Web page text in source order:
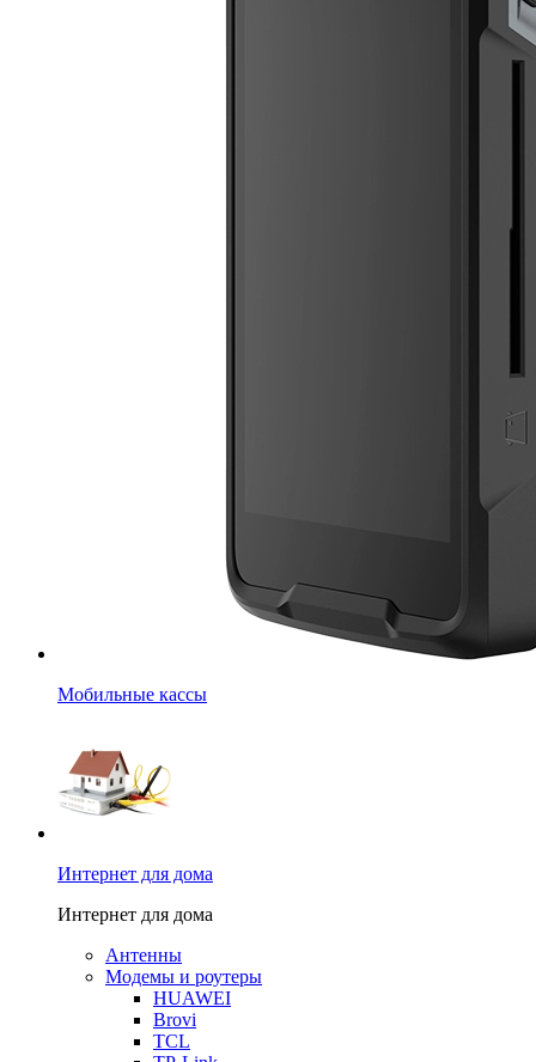
Мобильные кассы
Интернет для дома
Интернет для дома
Антенны
Модемы и роутеры
HUAWEI
Brovi
TCL